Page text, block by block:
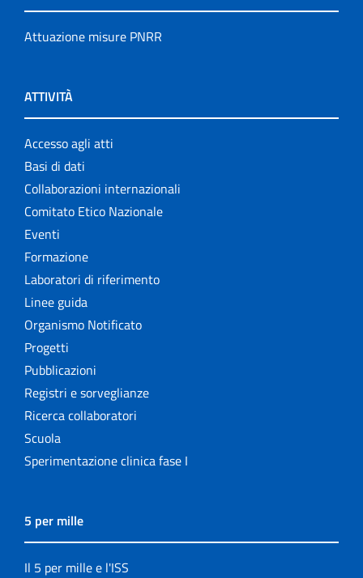
Attuazione misure PNRR
ATTIVITÀ
Accesso agli atti
Basi di dati
Collaborazioni internazionali
Comitato Etico Nazionale
Eventi
Formazione
Laboratori di riferimento
Linee guida
Organismo Notificato
Progetti
Pubblicazioni
Registri e sorveglianze
Ricerca collaboratori
Scuola
Sperimentazione clinica fase I
5 per mille
Il 5 per mille e l'ISS